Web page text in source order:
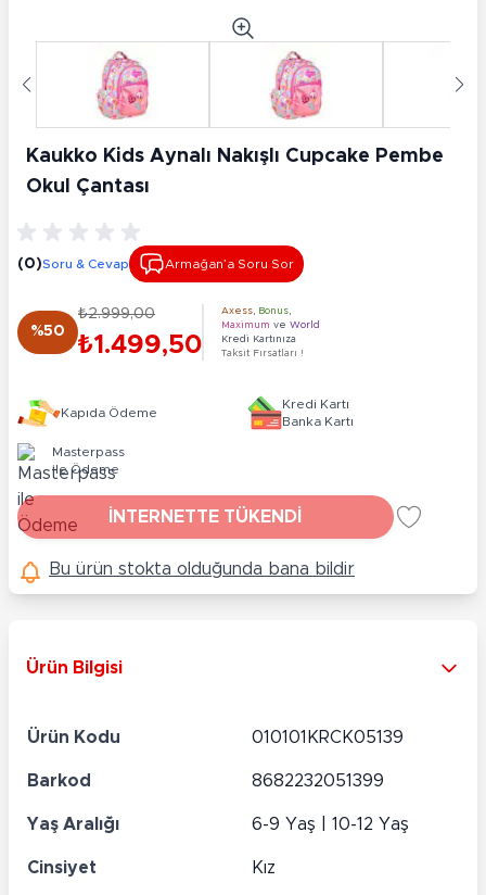
Kaukko Kids Aynalı Nakışlı Cupcake Pembe
Okul Çantası
(0)Soru & Cevap Armağan’a Soru Sor
%50
₺2.999,00
₺1.499,50
Axess Bonus
Maximum ve World
Kredi Kartınıza
Taksit Fırsatları !
Kapıda Ödeme
Kredi Kartı
Banka Kartı
Masterpass
ile Ödeme
İNTERNETTE TÜKENDİ
Bu ürün stokta olduğunda bana bildir
Ürün Bilgisi
Ürün Kodu 010101KRCK05139
Barkod 8682232051399
Yaş Aralığı 6-9 Yaş | 10-12 Yaş
Cinsiyet Kız